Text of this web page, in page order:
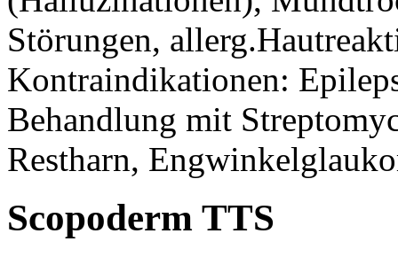
Störungen,
Kontraindikationen:
Behandlung mit
Restharn,
Scopoderm TTS